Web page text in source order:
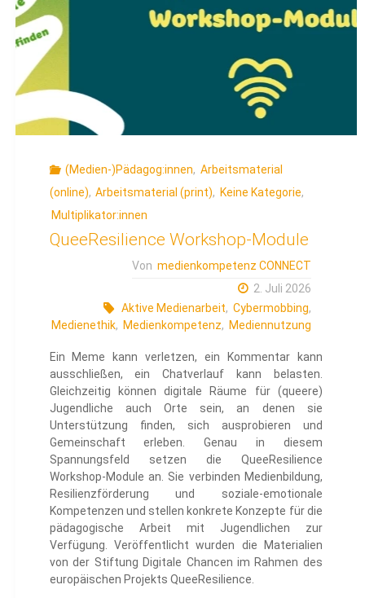
(Medien-)Pädagog:innen, Arbeitsmaterial
(online), Arbeitsmaterial (print), Keine Kategorie,
Multiplikator:innen
QueeResilience Workshop-Module
Von medienkompetenz CONNECT
2. Juli 2026
Aktive Medienarbeit, Cybermobbing,
Medienethik, Medienkompetenz, Mediennutzung
Ein Meme kann verletzen, ein Kommentar kann
ausschließen, ein Chatverlauf kann belasten.
Gleichzeitig können digitale Räume für (queere)
Jugendliche auch Orte sein, an denen sie
Unterstützung finden, sich ausprobieren und
Gemeinschaft erleben. Genau in diesem
Spannungsfeld setzen die QueeResilience
Workshop-Module an. Sie verbinden Medienbildung,
Resilienzförderung und soziale-emotionale
Kompetenzen und stellen konkrete Konzepte für die
pädagogische Arbeit mit Jugendlichen zur
Verfügung. Veröffentlicht wurden die Materialien
von der Stiftung Digitale Chancen im Rahmen des
europäischen Projekts QueeResilience.